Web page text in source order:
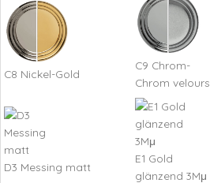
C8 Nickel-Gold
C9 Chrom-
Chrom velours
D3 Messing matt
E1 Gold
glänzend 3Mμ